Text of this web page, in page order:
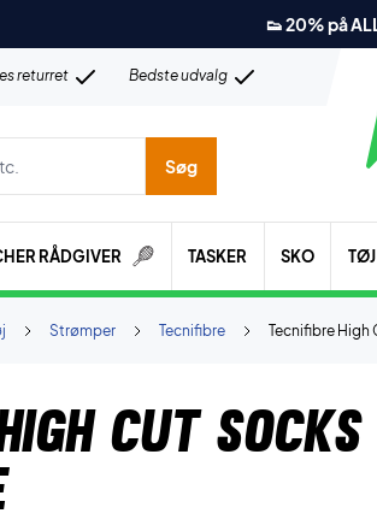
👟 20% på
returret Bedste udvalg
Søg
RÅDGIVER TASKER SKO TØJ
Tecnifibre High
Tecnifibre
Strømper
Cut